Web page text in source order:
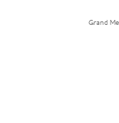
Grand